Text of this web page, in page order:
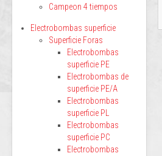
Campeon 4 tiempos
Electrobombas superficie
Superficie Foras
Electrobombas
superficie PE
Electrobombas de
superficie PE/A
Electrobombas
superficie PL
Electrobombas
superficie PC
Electrobombas